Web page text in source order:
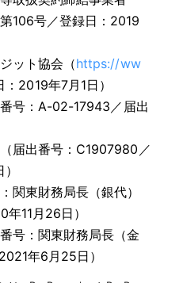
106号／登録日：2019
ット協会（https://ww
：2019年7月1日）
号：A-02-17943／届出
届出番号：C1907980／
関東財務局長（銀代）
11月26日）
号：関東財務局長（金
年6月25日）